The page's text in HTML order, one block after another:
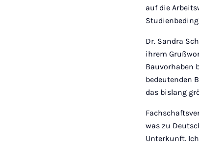
auf die
Dr. Sandra
ihrem
Bauvorhaben
bedeutenden
das bislang
was zu
Unterkunft.